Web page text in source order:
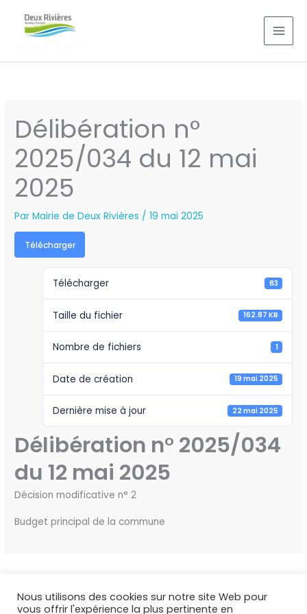
Délibération n°
2025/034 du 12 mai
2025
ParMairie de Deux Rivières /19 mai 2025
Télécharger
Télécharger 83
Taille du fichier 162.87 KB
Nombre de fichiers 1
Date de création 19 mai 2025
Dernière mise à jour 22 mai 2025
Délibération n° 2025/034
du 12 mai 2025
Décision modificative n° 2
Budget principal de la commune
Nous utilisons des cookies sur notre site Web pour
vous offrir l'expérience la plus pertinente en